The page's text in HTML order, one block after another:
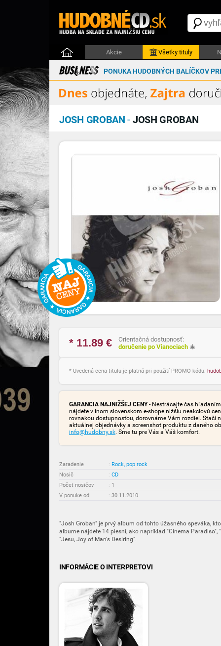
Akcie Všetky tituly
PONUKA HUDOBNÝCH BALÍČKOV
JOSH GROBAN - JOSH GROBAN
* 11.89 €
Orientačná dostupnosť:
doručenie po Vianociach 🎄
* Uvedená cena titulu je platná pri použití PROMO kódu:
GARANCIA NAJNIŽŠEJ CENY- Nestrácajte čas
nájdete v inom slovenskom e-shope nižšiu neakciovú
rovnakou dostupnosťou, dorovnáme Vám rozdiel. Stačí
aktuálnej objednávky a screenshot produktu z daného
info@hudobny.sk. Sme tu pre Vás a Váš komfort.
Zaradenie : Rock, pop rock
Nosič
: CD
Počet nosičov
: 1
V ponuke od
: 30.11.2010
"Josh Groban" je prvý album od tohto úžasného speváka,
albume nájdete 14 piesní, ako napríklad "Cinema Paradiso",
"Jesu, Joy of Man's Desiring".
INFORMÁCIE O INTERPRETOVI